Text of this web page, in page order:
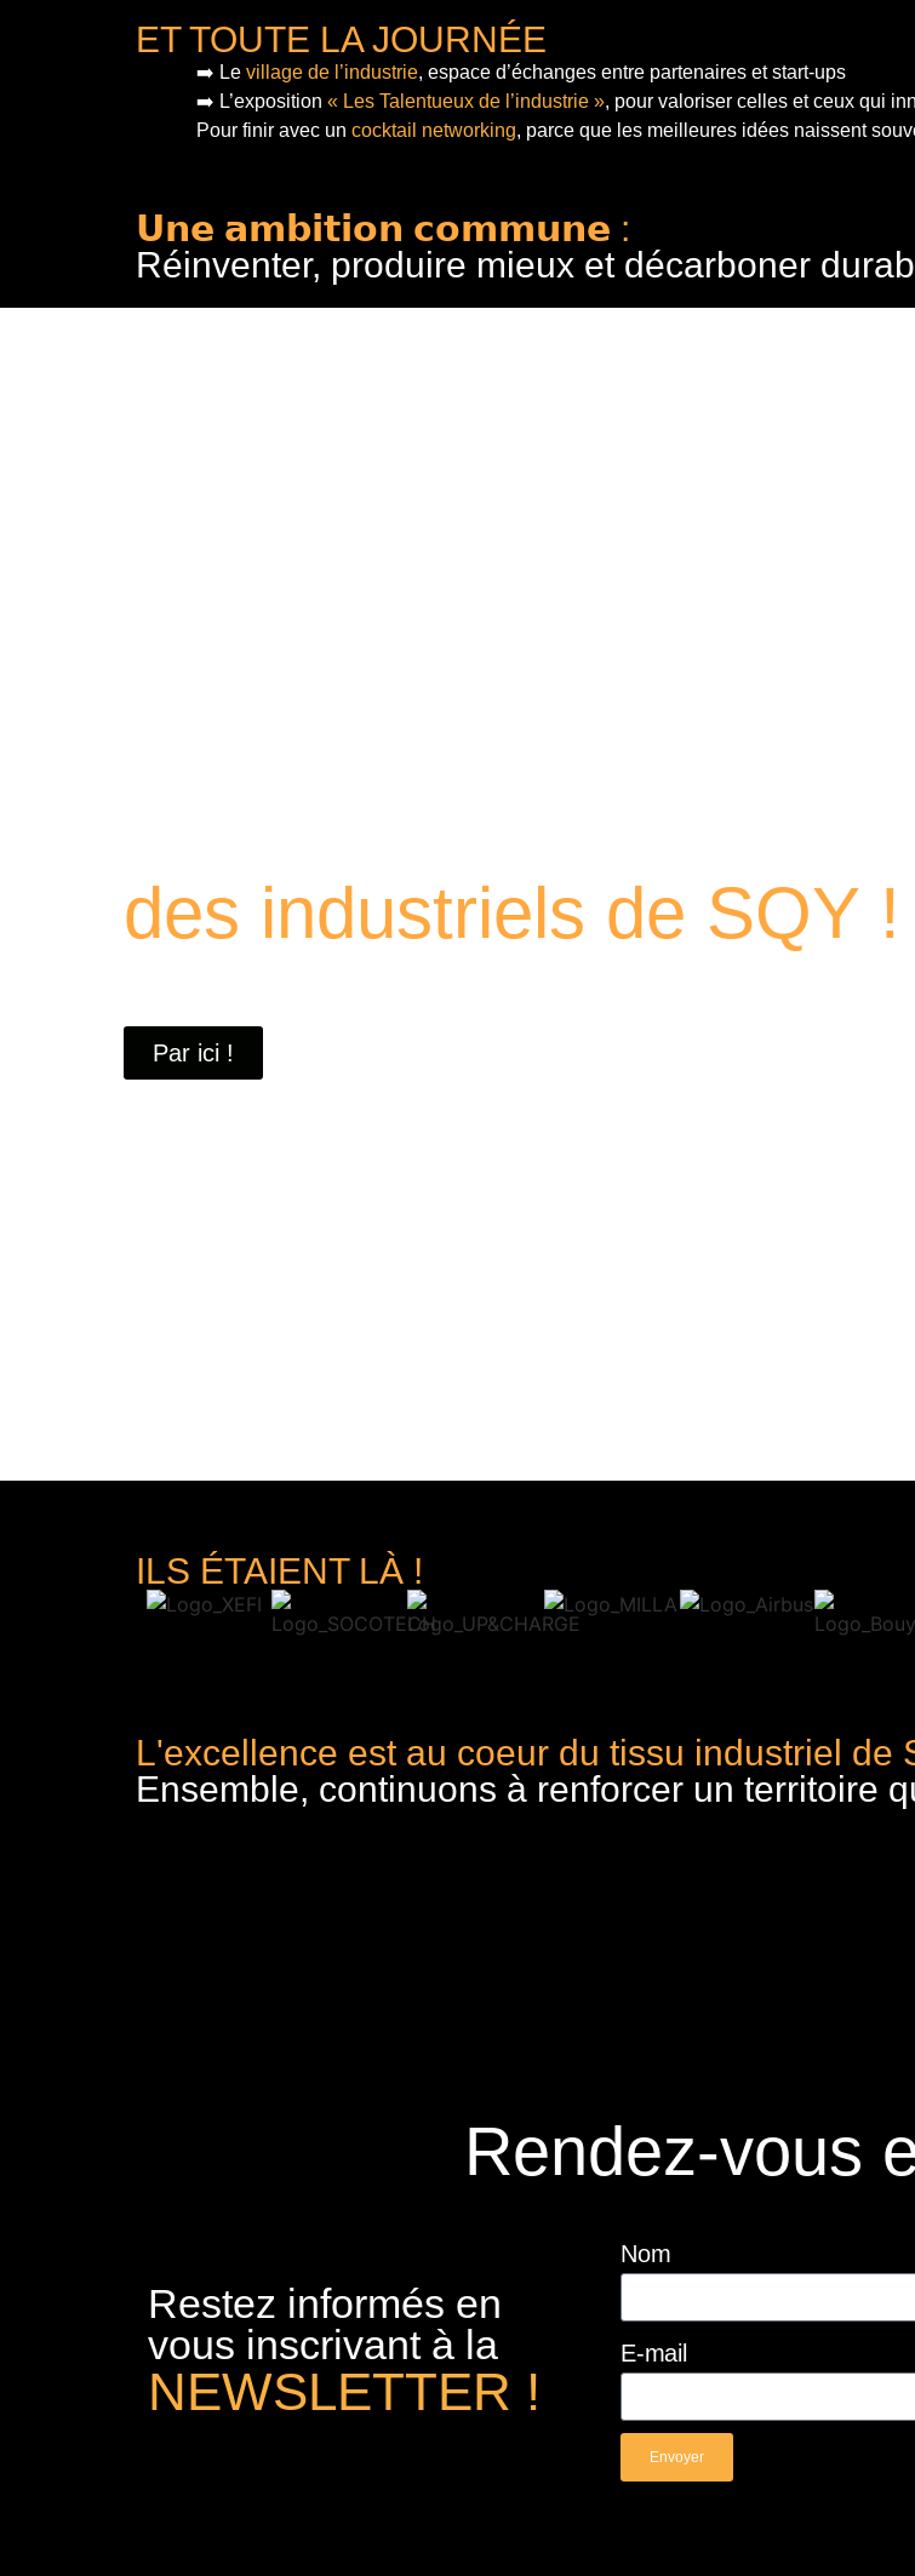
ET TOUTE LA JOURNÉE
➡️ Le village de l’industrie, espace d’échanges entre partenaires et start-ups
➡️ L’exposition « Les Talentueux de l’industrie », pour valoriser celles et ceux qui
Pour finir avec un cocktail networking, parce que les meilleures idées naissent
𝗨𝗻𝗲 𝗮𝗺𝗯𝗶𝘁𝗶𝗼𝗻 𝗰𝗼𝗺𝗺𝘂𝗻𝗲 :
Réinventer, produire mieux et décarboner
des industriels de SQY !
Par ici !
ILS ÉTAIENT LÀ !
L'excellence est au coeur du tissu industriel de
Ensemble, continuons à renforcer un territoire
Rendez-vous
Restez informés en
vous inscrivant à la
NEWSLETTER !
Nom
E-mail
Envoyer